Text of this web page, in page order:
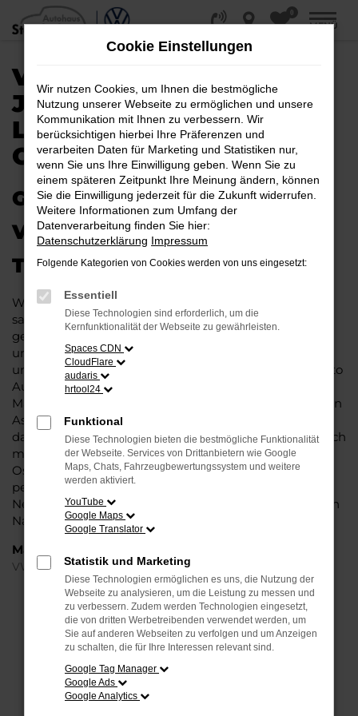
Zum
Hauptinhalt
0
MENÜ
VW TIGUAN
JAHRESWAGEN |
LIEFERSERVICE NACH
OSNABRÜCK
GAS GEBEN IN OSNABRÜCK –
VIELLEICHT BALD IM VW
TIGUAN JAHRESWAGEN
Wer Argumente für einen VW Tiguan Jahreswagen
sammelt, wird schnell fündig. Das Fahrzeug ist wie
geschaffen für Fahrten in Osnabrück und Umgebung
und überzeugt durch seine erstklassige Verarbeitung
und die Liebe zum Detail. Hinzu kommt, dass in puncto
Ausstattung in dieser Fahrzeugklasse regelrecht
Maßstäbe gesetzt werden, was sich vor allem in Sachen
Assistenzsysteme und Sicherheit widerspiegelt. Und
dann ist da noch das Design, dass Kenner sprichwörtlich
mit der Zunge schnalzen lässt. In kurzen Worten: für
Osnabrück ist eijn VW Tiguan Jahreswagen eine
perfekte Wahl, alldieweil Sie gegenüber einem
Neuwagen erheblich an Geld sparen und einen soliden
Nachlass bzw. Rabatt erhalten.
Marken
VW
FEHLER: NETWORK ERROR
Beim Laden ist ein Fehler aufgetreten.
Überprüfe deine Firewall und deine
Cookie Einstellungen
Wir nutzen Cookies, um Ihnen die bestmögliche
Nutzung unserer Webseite zu ermöglichen und unsere
Kommunikation mit Ihnen zu verbessern. Wir
berücksichtigen hierbei Ihre Präferenzen und
verarbeiten Daten für Marketing und Statistiken nur,
wenn Sie uns Ihre Einwilligung geben. Wenn Sie zu
einem späteren Zeitpunkt Ihre Meinung ändern, können
Sie die Einwilligung jederzeit für die Zukunft widerrufen.
Weitere Informationen zum Umfang der
Datenverarbeitung finden Sie hier:
Datenschutzerklärung Impressum
Folgende Kategorien von Cookies werden von uns eingesetzt:
Essentiell
Diese Technologien sind erforderlich, um die
Kernfunktionalität der Webseite zu gewährleisten.
Spaces CDN
CloudFlare
audaris
hrtool24
Funktional
Diese Technologien bieten die bestmögliche Funktionalität
der Webseite. Services von Drittanbietern wie Google
Maps, Chats, Fahrzeugbewertungssystem und weitere
werden aktiviert.
YouTube
Google Maps
Google Translator
Statistik und Marketing
Diese Technologien ermöglichen es uns, die Nutzung der
Webseite zu analysieren, um die Leistung zu messen und
zu verbessern. Zudem werden Technologien eingesetzt,
die von dritten Werbetreibenden verwendet werden, um
Sie auf anderen Webseiten zu verfolgen und um Anzeigen
zu schalten, die für Ihre Interessen relevant sind.
Google Tag Manager
Google Ads
Google Analytics